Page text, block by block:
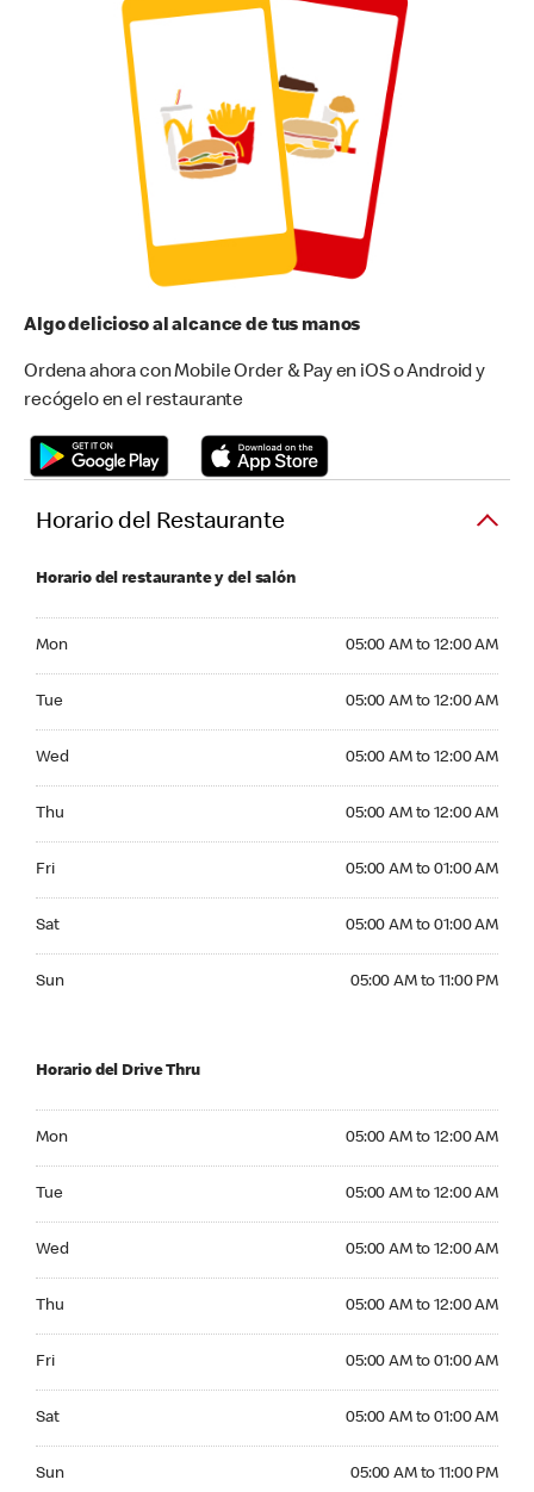
Algo delicioso al alcance de tus manos
Ordena ahora con Mobile Order & Pay en iOS o Android y
recógelo en el restaurante
Horario del Restaurante
Horario del restaurante y del salón
Mon 05:00 AM to 12:00 AM
Tue 05:00 AM to 12:00 AM
Wed 05:00 AM to 12:00 AM
Thu 05:00 AM to 12:00 AM
Fri 05:00 AM to 01:00 AM
Sat 05:00 AM to 01:00 AM
Sun 05:00 AM to 11:00 PM
Horario del Drive Thru
Mon 05:00 AM to 12:00 AM
Tue 05:00 AM to 12:00 AM
Wed 05:00 AM to 12:00 AM
Thu 05:00 AM to 12:00 AM
Fri 05:00 AM to 01:00 AM
Sat 05:00 AM to 01:00 AM
Sun 05:00 AM to 11:00 PM